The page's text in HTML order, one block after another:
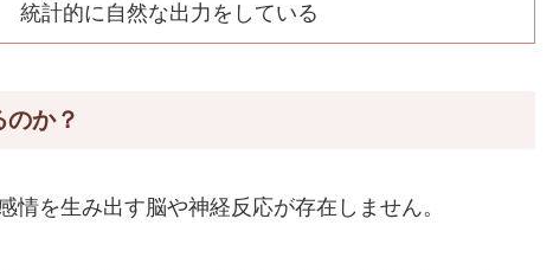
統計的に自然な出力をしている
か？
を生み出す脳や神経反応が存在しません。